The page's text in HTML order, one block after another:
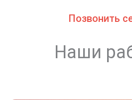
Позвонить
Наши